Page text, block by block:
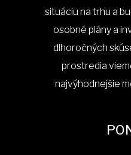
situáciu na trhu a
osobné plány a
dlhoročných
prostredia
najvýhodnejšie